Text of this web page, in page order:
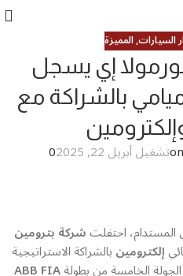
السيارات,المميزة
إي يسجل
بالشراكة مع
تشغيل أبريل 22, 2025 0
المستدام، احتفلتشركة بترومين
إلكترومينبالشراكة الاستراتيجية
الخامسة من بطولةABB FIA